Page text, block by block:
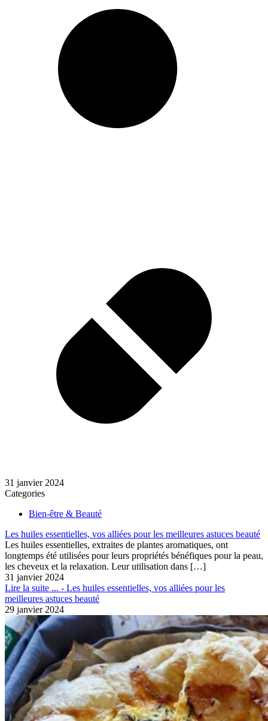
31 janvier 2024
Categories
Bien-être & Beauté
Les huiles essentielles, vos alliées pour les meilleures astuces beauté
Les huiles essentielles, extraites de plantes aromatiques, ont
longtemps été utilisées pour leurs propriétés bénéfiques pour la peau,
les cheveux et la relaxation. Leur utilisation dans […]
31 janvier 2024
Lire la suite ... - Les huiles essentielles, vos alliées pour les
meilleures astuces beauté
29 janvier 2024